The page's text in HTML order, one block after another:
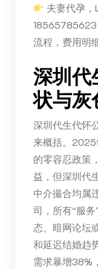
夫妻代孕，
18565785623
流程，费用明细
深圳代
状与灰
深圳代生代怀
来概括。2025
的零容忍政策
益，但深圳代
中介撮合均属
司，所有“服
态、暗网论坛
和延迟结婚趋
需求暴增38%